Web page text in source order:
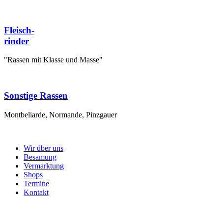
Fleisch-
rinder
"Rassen mit Klasse und Masse"
Sonstige Rassen
Montbeliarde, Normande, Pinzgauer
Wir über uns
Besamung
Vermarktung
Shops
Termine
Kontakt